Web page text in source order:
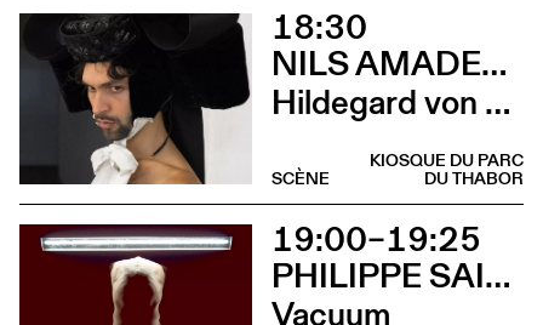
18:30
NILS AMADEUS LANGE
Hildegard von Bingen
KIOSQUE DU PARC
DU THABOR
SCÈNE
19:00–19:25
PHILIPPE SAIRE
Vacuum